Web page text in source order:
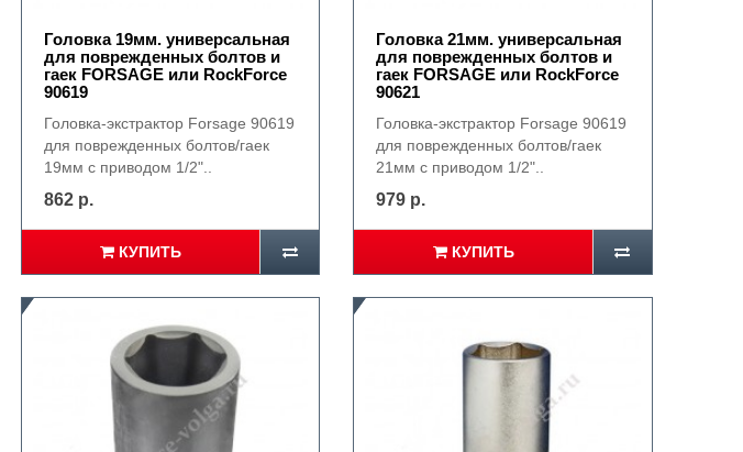
Головка 19мм. универсальная
для поврежденных болтов и
гаек FORSAGE или RockForce
90619
Головка-экстрактор Forsage 90619
для поврежденных болтов/гаек
19мм с приводом 1/2"..
862 р.
КУПИТЬ
Головка 21мм. универсальная
для поврежденных болтов и
гаек FORSAGE или RockForce
90621
Головка-экстрактор Forsage 90619
для поврежденных болтов/гаек
21мм с приводом 1/2"..
979 р.
КУПИТЬ